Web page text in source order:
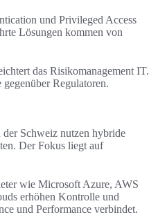
und Privileged Access
Lösungen kommen von
das Risikomanagement IT.
Regulatoren.
Schweiz nutzen hybride
Der Fokus liegt auf
wie Microsoft Azure, AWS
erhöhen Kontrolle und
und Performance verbindet.